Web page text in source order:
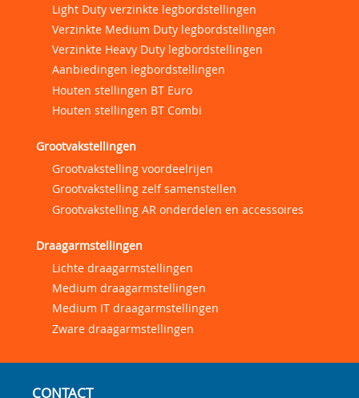
Light Duty verzinkte legbordstellingen
Verzinkte Medium Duty legbordstellingen
Verzinkte Heavy Duty legbordstellingen
Aanbiedingen legbordstellingen
Houten stellingen BT Euro
Houten stellingen BT Combi
Grootvakstellingen
Grootvakstelling voordeelrijen
Grootvakstelling zelf samenstellen
Grootvakstelling AR onderdelen en accessoires
Draagarmstellingen
Lichte draagarmstellingen
Medium draagarmstellingen
Medium IT draagarmstellingen
Zware draagarmstellingen
CONTACT